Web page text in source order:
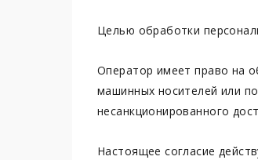
Целью обработки
Оператор имеет право на
машинных носителей или
несанкционированного
Настоящее согласие